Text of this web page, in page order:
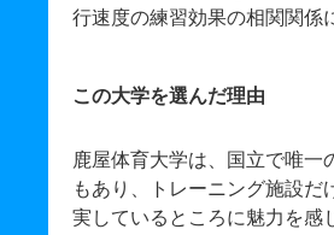
行速度の練習効果の相関関係
この大学を選んだ理由
鹿屋体育大学は、国立で唯一
もあり、トレーニング施設だ
実しているところに魅力を感